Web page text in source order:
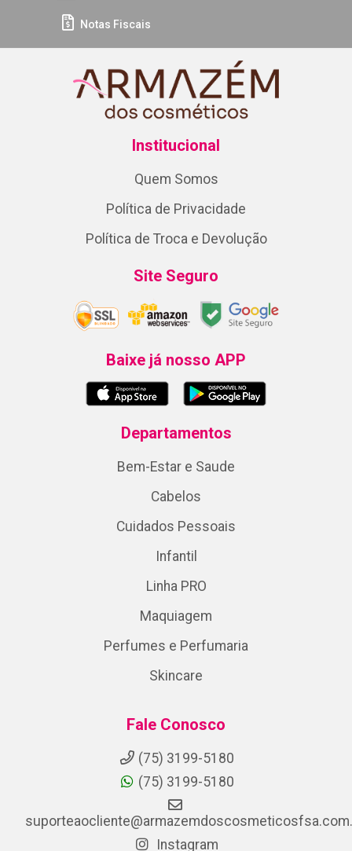
Notas Fiscais
Institucional
Quem Somos
Política de Privacidade
Política de Troca e Devolução
Site Seguro
Baixe já nosso APP
Departamentos
Bem-Estar e Saude
Cabelos
Cuidados Pessoais
Infantil
Linha PRO
Maquiagem
Perfumes e Perfumaria
Skincare
Fale Conosco
(75) 3199-5180
(75) 3199-5180
Instagram